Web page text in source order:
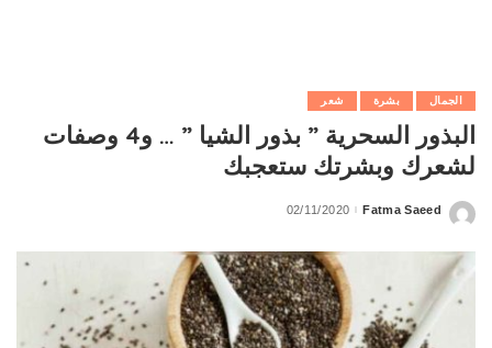
الجمال بشرة شعر
البذور السحرية ” بذور الشيا ” … و4 وصفات
لشعرك وبشرتك ستعجبك
Posted
Fatma Saeed
02/11/2020